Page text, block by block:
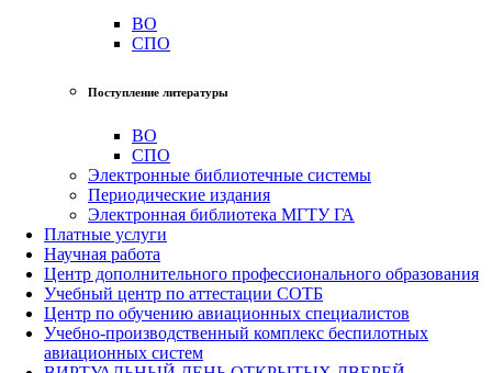
ВО
СПО
Поступление литературы
ВО
СПО
Электронные библиотечные системы
Периодические издания
Электронная библиотека МГТУ ГА
Платные услуги
Научная работа
Центр дополнительного профессионального образования
Учебный центр по аттестации СОТБ
Центр по обучению авиационных специалистов
Учебно-производственный комплекс беспилотных
авиационных систем